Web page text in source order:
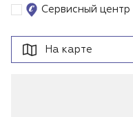
Сервисный центр
На карте